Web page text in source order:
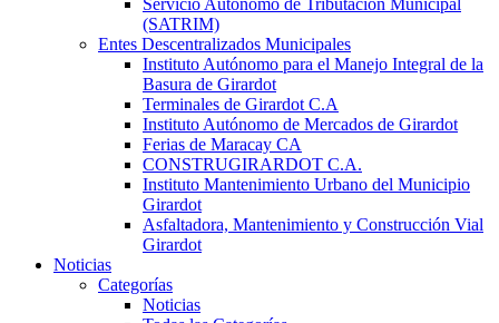
Servicio Autónomo de Tributación Municipal
(SATRIM)
Entes Descentralizados Municipales
Instituto Autónomo para el Manejo Integral de la
Basura de Girardot
Terminales de Girardot C.A
Instituto Autónomo de Mercados de Girardot
Ferias de Maracay CA
CONSTRUGIRARDOT C.A.
Instituto Mantenimiento Urbano del Municipio
Girardot
Asfaltadora, Mantenimiento y Construcción Vial
Girardot
Noticias
Categorías
Noticias